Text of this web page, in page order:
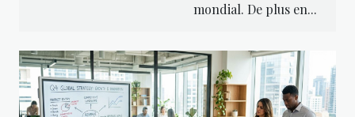
mondial. De plus en...